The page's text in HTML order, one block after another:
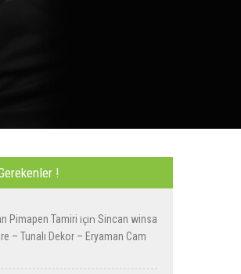
!
Pimapen Tamiri için Sincan winsa
– Tunalı Dekor – Eryaman Cam